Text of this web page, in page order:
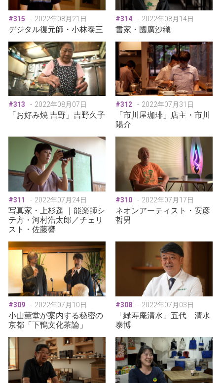
#315 2022年08月21日
デジタル復元師・小林泰三
#314 2022年08月14日
書家・國廣沙織
#313 2022年08月07日
「お好み焼 吉野」吉野久子
#312 2022年07月31日
「市川屋珈琲」店主・市川
陽介
#311 2022年07月24日
写真家・上杉遥 ｜能楽師シ
テ方・河村浩太郎／チェリ
スト・佐藤響
#310 2022年07月17日
ネオンアーティスト・安彦
哲男
#309 2022年07月10日
小山薫堂が案内する秘密の
京都「下鴨文化茶論」
#308 2022年07月03日
「緑寿庵清水」五代 清水
泰博